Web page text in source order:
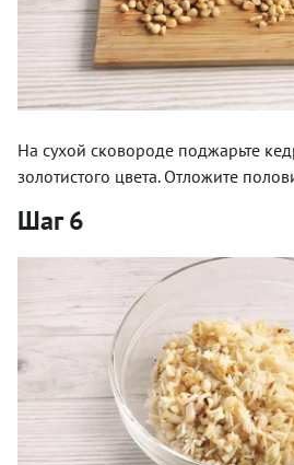
На сухой сковороде поджарьте
золотистого цвета. Отложите
Шаг 6